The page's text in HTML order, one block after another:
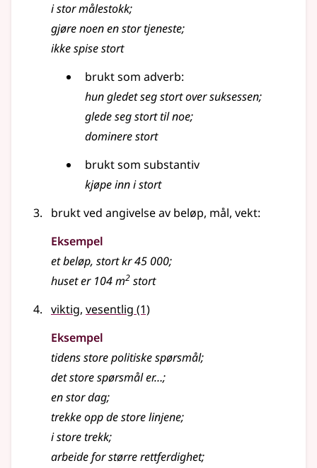
istormålestokk;
gjøre noen enstortjeneste;
ikke spisestort
bruktsom adverb:
hun gledet segstortover suksessen;
glede segstorttil noe;
dominerestort
brukt som substantiv
kjøpe inn istort
brukt ved angivelse av beløp, mål, vekt:
Eksempel
et beløp, stortkr 45 000;
huset er 104 m2 stort
viktig, vesentlig (1)
Eksempel
tidensstorepolitiske spørsmål;
detstorespørsmål er…;
enstordag;
trekke opp destorelinjene;
istoretrekk;
arbeide for større rettferdighet;